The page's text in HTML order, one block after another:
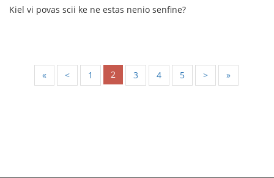
Kiel vi povas scii ke ne estas nenio senfine?
« < 1 2 3 4 5 > »